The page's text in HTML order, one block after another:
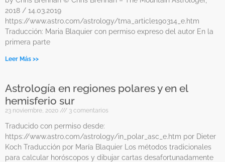
2018 / 14.03.2019
https://www.astro.com/astrology/tma_article190314_e.htm
Traducción: Maria Blaquier con permiso expreso del autor En la
primera parte
Leer Más >>
Astrología en regiones polares y en el
hemisferio sur
23 noviembre, 2020 3 comentarios
Traducido con permiso desde:
https://www.astro.com/astrology/in_polar_asc_e.htm por Dieter
Koch Traducción por María Blaquier Los métodos tradicionales
para calcular horóscopos y dibujar cartas desafortunadamente